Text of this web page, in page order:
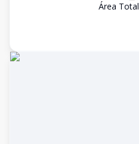
Área Total